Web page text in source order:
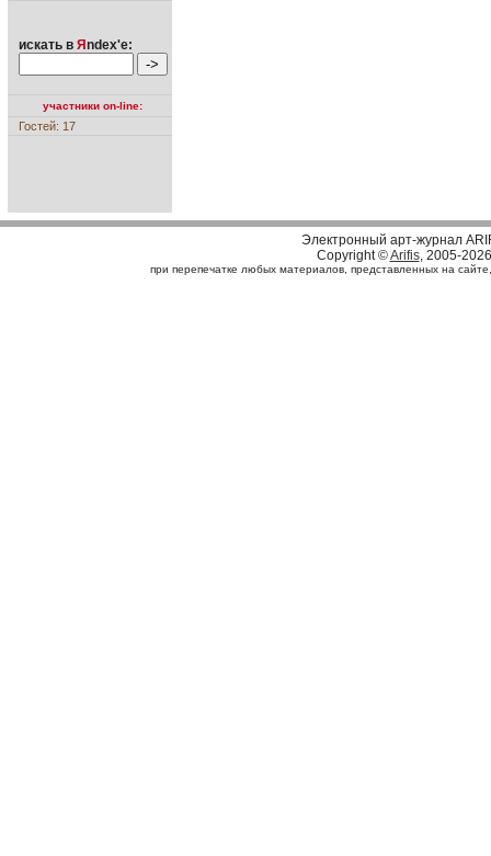
искать в Я ndex'е:
участники on-line:
Гостей: 17
Электронный арт-журнал
Copyright ©Arifis, 2005-2026
при перепечатке любых материалов, представленных на